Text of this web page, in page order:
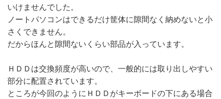
いけませんでした。
ノートパソコンはできるだけ筐体に隙間なく納めないと小
さくできません。
だからほんと隙間ないくらい部品が入っています。
ＨＤＤは交換頻度が高いので、一般的には取り出しやすい
部分に配置されています。
ところが今回のようにＨＤＤがキーボードの下にある場合